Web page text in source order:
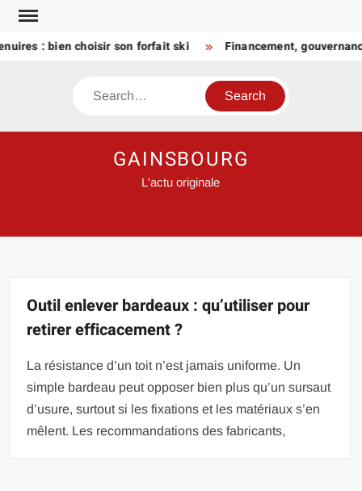
Skip
content: bien choisir son forfait ski Financement, gouvernance,
Search
GAINSBOURG
L'actu originale
Outil enlever bardeaux : qu’utiliser pour
retirer efficacement ?
La résistance d’un toit n’est jamais uniforme. Un
simple bardeau peut opposer bien plus qu’un sursaut
d’usure, surtout si les fixations et les matériaux s’en
mêlent. Les recommandations des fabricants,